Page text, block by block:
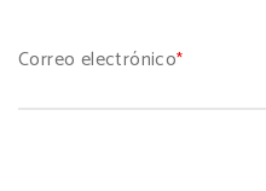
Correo electrónico*